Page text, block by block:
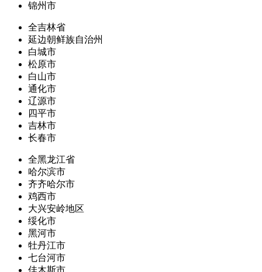
锦州市
全吉林省
延边朝鲜族自治州
白城市
松原市
白山市
通化市
辽源市
四平市
吉林市
长春市
全黑龙江省
哈尔滨市
齐齐哈尔市
鸡西市
大兴安岭地区
绥化市
黑河市
牡丹江市
七台河市
佳木斯市